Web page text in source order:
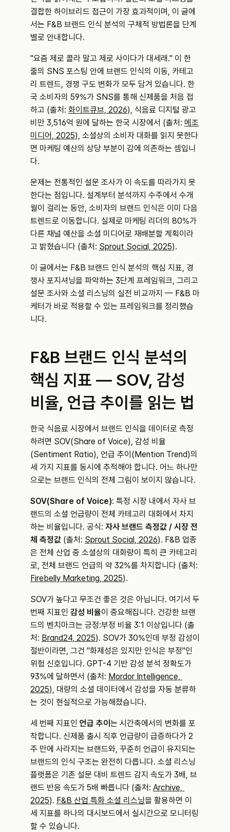
결합한 하이브리드 접근이 가장 효과적이며, 이 글에
서는 F&B 브랜드 인식 분석의 구체적 방법론을 단계
별로 안내합니다.
"요즘 제로 콜라 말고 제로 사이다가 대세래." 이 한
줄의 SNS 포스팅 안에 브랜드 인식의 이동, 카테고
리 트렌드, 경쟁 구도 변화가 모두 담겨 있습니다. 한
국 소비자의 59%가 SNS를 통해 신제품을 처음 접
하고 (출처: 화이트큐브, 2026), 식음료 디지털 광고
비만 3,516억 원에 달하는 한국 시장에서 (출처: 메조
미디어, 2025), 소셜상의 소비자 대화를 읽지 못한다
면 마케팅 예산의 상당 부분이 감에 의존하는 셈입니
다.
문제는 전통적인 설문 조사가 이 속도를 따라가지 못
한다는 점입니다. 설계부터 분석까지 수주에서 수개
월이 걸리는 동안, 소비자의 브랜드 인식은 이미 다음
트렌드로 이동합니다. 실제로 마케팅 리더의 80%가
다른 채널 예산을 소셜 미디어로 재배분할 계획이라
고 밝혔습니다 (출처: Sprout Social, 2025).
이 글에서는 F&B 브랜드 인식 분석의 핵심 지표, 경
쟁사 포지셔닝을 파악하는 3단계 프레임워크, 그리고
설문 조사와 소셜 리스닝의 실전 비교까지 — F&B 마
케터가 바로 적용할 수 있는 프레임워크를 정리했습
니다.
F&B 브랜드 인식 분석의
핵심 지표 — SOV, 감성
비율, 언급 추이를 읽는 법
한국 식음료 시장에서 브랜드 인식을 데이터로 측정
하려면 SOV(Share of Voice), 감성 비율
(Sentiment Ratio), 언급 추이(Mention Trend)의
세 가지 지표를 동시에 추적해야 합니다. 어느 하나만
으로는 브랜드 인식의 전체 그림이 보이지 않습니다.
SOV(Share of Voice): 특정 시장 내에서 자사 브
랜드의 소셜 언급량이 전체 카테고리 대화에서 차지
하는 비율입니다. 공식: 자사 브랜드 측정값 / 시장 전
체 측정값 (출처: Sprout Social, 2026). F&B 업종
은 전체 산업 중 소셜상의 대화량이 특히 큰 카테고리
Firebelly Marketing, 2025).
SOV가 높다고 무조건 좋은 것은 아닙니다. 여기서 두
번째 지표인 감성 비율이 중요해집니다. 건강한 브랜
드의 벤치마크는 긍정:부정 비율 3:1 이상입니다 (출
처: Brand24, 2025). SOV가 30%인데 부정 감성이
절반이라면, 그건 "화제성은 있지만 인식은 부정"인
위험 신호입니다. GPT-4 기반 감성 분석 정확도가
93%에 달하면서 (출처: Mordor Intelligence,
2025), 대량의 소셜 데이터에서 감성을 자동 분류하
는 것이 현실적으로 가능해졌습니다.
세 번째 지표인 언급 추이 는 시간축에서의 변화를 포
착합니다. 신제품 출시 직후 언급량이 급증하다가 2
주 만에 사라지는 브랜드와, 꾸준히 언급이 유지되는
브랜드의 인식 구조는 완전히 다릅니다. 소셜 리스닝
플랫폼은 기존 설문 대비 트렌드 감지 속도가 3배, 브
랜드 반응 속도가 5배 빠릅니다 (출처: Archive,
2025). F&B 산업 특화 소셜 리스닝을 활용하면 이
세 지표를 하나의 대시보드에서 실시간으로 모니터링
할 수 있습니다.